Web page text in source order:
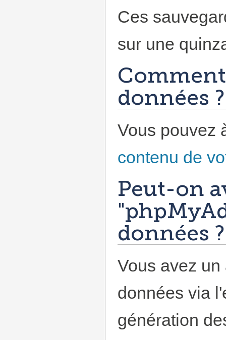
Ces
sur une
données ?
Vous pouvez
contenu de
Peut-on
données ?
Vous avez
données via
génération